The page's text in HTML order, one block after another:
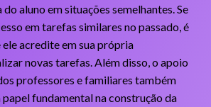
aluno em situações semelhantes. Se
em tarefas similares no passado, é
acredite em sua própria
novas tarefas. Além disso, o apoio
professores e familiares também
papel fundamental na construção da